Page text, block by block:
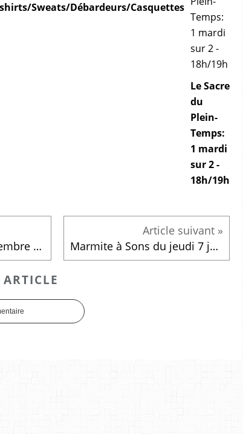
shirts/Sweats/Débardeurs/Casquettes
Le Sacre
du
Plein-
Temps:
1 mardi
sur 2 -
18h/19h
Sélection sorties décembre 2020 Marmite à Sons du jeudi 7 janvier 2021 - Best of 2020